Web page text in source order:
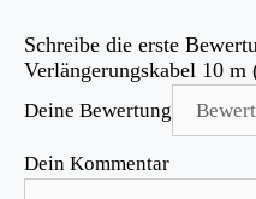
Schreibe die erste
Verlängerungskabel 10 m
Deine Bewertung
Dein Kommentar